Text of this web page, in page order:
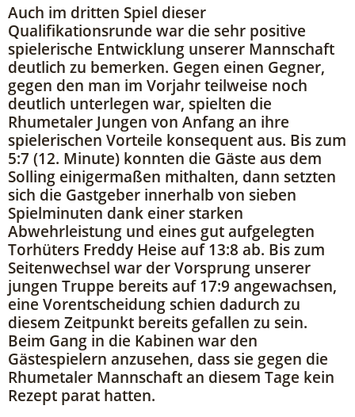
Auch im dritten Spiel dieser
Qualifikationsrunde war die sehr positive
spielerische Entwicklung unserer Mannschaft
deutlich zu bemerken. Gegen einen Gegner,
gegen den man im Vorjahr teilweise noch
deutlich unterlegen war, spielten die
Rhumetaler Jungen von Anfang an ihre
spielerischen Vorteile konsequent aus. Bis zum
5:7 (12. Minute) konnten die Gäste aus dem
Solling einigermaßen mithalten, dann setzten
sich die Gastgeber innerhalb von sieben
Spielminuten dank einer starken
Abwehrleistung und eines gut aufgelegten
Torhüters Freddy Heise auf 13:8 ab. Bis zum
Seitenwechsel war der Vorsprung unserer
jungen Truppe bereits auf 17:9 angewachsen,
eine Vorentscheidung schien dadurch zu
diesem Zeitpunkt bereits gefallen zu sein.
Beim Gang in die Kabinen war den
Gästespielern anzusehen, dass sie gegen die
Rhumetaler Mannschaft an diesem Tage kein
Rezept parat hatten.